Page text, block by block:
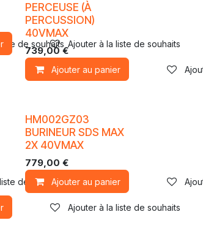
de souhaits Ajouter à la liste de souhaits
PERCEUSE (À
PERCUSSION)
40VMAX
739,00€
Ajouter au panier
de souhaits
Ajouter à la liste de souhaits
HM002GZ03
BURINEUR SDS MAX
2X 40VMAX
779,00 €
Ajouter au panier